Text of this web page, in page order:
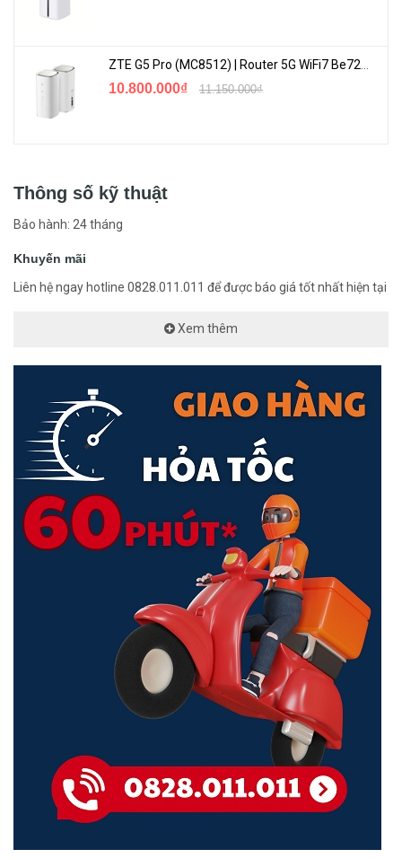
10.800.000₫ 11.150.000₫
Thông số kỹ thuật
Bảo hành: 24 tháng
Khuyến mãi
Liên hệ ngay hotline 0828.011.011 để được báo giá tốt nhất hiện tại
Xem thêm